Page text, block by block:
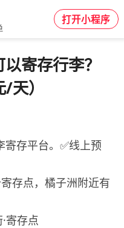
打开小程序
寄存行李？
）
存平台。✅线上预
存点，橘子洲附近有
寄存点